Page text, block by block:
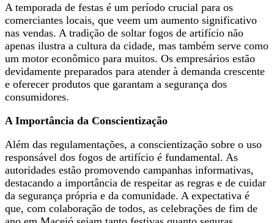
A temporada de festas é um período crucial para os
comerciantes locais, que veem um aumento significativo
nas vendas. A tradição de soltar fogos de artifício não
apenas ilustra a cultura da cidade, mas também serve como
um motor econômico para muitos. Os empresários estão
devidamente preparados para atender à demanda crescente
e oferecer produtos que garantam a segurança dos
consumidores.
A Importância da Conscientização
Além das regulamentações, a conscientização sobre o uso
responsável dos fogos de artifício é fundamental. As
autoridades estão promovendo campanhas informativas,
destacando a importância de respeitar as regras e de cuidar
da segurança própria e da comunidade. A expectativa é
que, com colaboração de todos, as celebrações de fim de